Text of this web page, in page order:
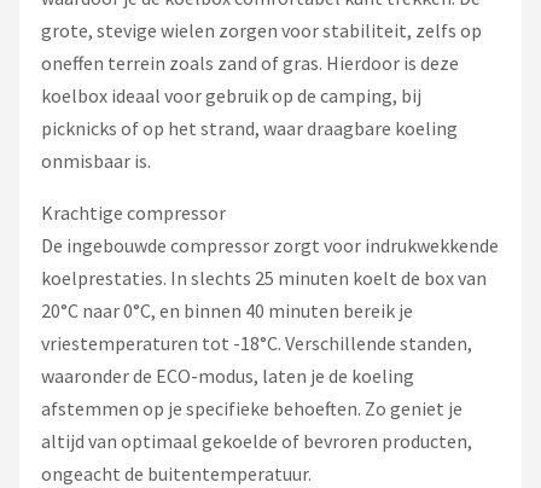
grote, stevige wielen zorgen voor stabiliteit, zelfs op
oneffen terrein zoals zand of gras. Hierdoor is deze
koelbox ideaal voor gebruik op de camping, bij
picknicks of op het strand, waar draagbare koeling
onmisbaar is.
Krachtige compressor
De ingebouwde compressor zorgt voor indrukwekkende
koelprestaties. In slechts 25 minuten koelt de box van
20°C naar 0°C, en binnen 40 minuten bereik je
vriestemperaturen tot -18°C. Verschillende standen,
waaronder de ECO-modus, laten je de koeling
afstemmen op je specifieke behoeften. Zo geniet je
altijd van optimaal gekoelde of bevroren producten,
ongeacht de buitentemperatuur.